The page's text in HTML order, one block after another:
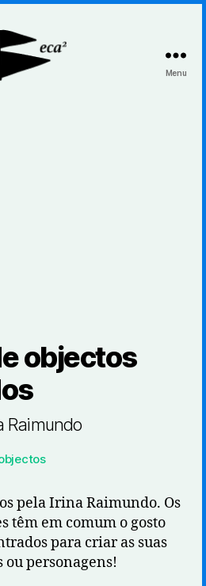
Menu
objectos
Raimundo
pela Irina Raimundo. Os
têm em comum o gosto
para criar as suas
personagens!